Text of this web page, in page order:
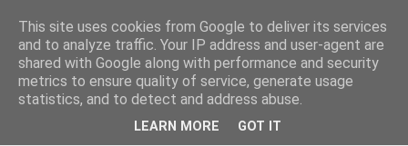
Oración personal
con el Evangelio de cada día
This site uses cookies from Google to deliver its services
and to analyze traffic. Your IP address and user-agent are
shared with Google along with performance and security
metrics to ensure quality of service, generate usage
statistics, and to detect and address abuse.
LEARN MORE GOT IT